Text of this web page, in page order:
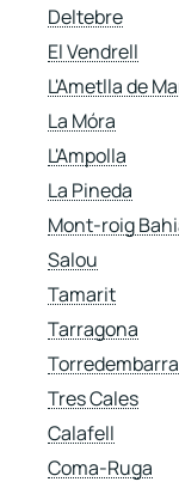
Deltebre
El Vendrell
L'Ametlla de
La Móra
L'Ampolla
La Pineda
Mont-roig
Salou
Tamarit
Tarragona
Torredembarra
Tres Cales
Calafell
Coma-Ruga